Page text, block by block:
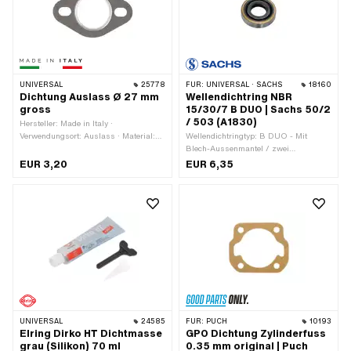
UNIVERSAL 25778
Dichtung Auslass Ø 27 mm
gross
Hersteller: Made in Italy ·
Verwendungsort: Auslass · Material:
Ø innen: 26.3 mm · Ø aussen: 44 mm
· Ø Befestigungsloch: 6.9 mm · Dicke:
Anzahl Befestigungspunkte: 2 Stk.
EUR 3,20
FÜR: UNIVERSAL · SACHS 18160
Wellendichtring NBR
15/30/7 B DUO | Sachs 50/2
/ 503 (A1830)
Wellendichtringtyp: B DUO - Mit
Blech-Aussenmantel / zwei
Dichtlippen. · Hersteller: Sachs ·
Material: NBR · Ø innen: 15 mm · Ø
Temperaturbeständigkeit (min.): -30 -
100 °C · Breite: 7 mm · Pony OEM-Nr.:
A1830 · Sachs OEM-Nr.: 0250 090
EUR 6,35
UNIVERSAL 24585
Elring Dirko HT Dichtmasse
grau (Silikon) 70 ml
FÜR: PUCH 10193
GPO Dichtung Zylinderfuss
0.35 mm original | Puch